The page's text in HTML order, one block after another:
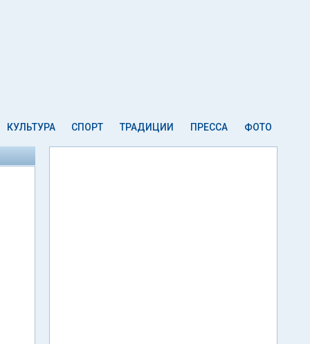
КУЛЬТУРА СПОРТ ТРАДИЦИИ ПРЕССА ФОТО